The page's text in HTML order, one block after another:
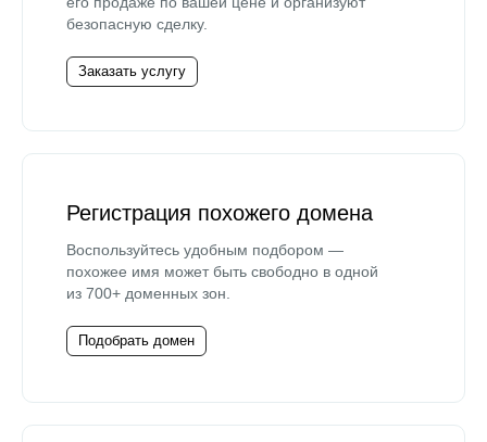
безопасную сделку.
Заказать услугу
Регистрация похожего домена
Воспользуйтесь удобным подбором —
похожее имя может быть свободно в одной
из 700+ доменных зон.
Подобрать домен